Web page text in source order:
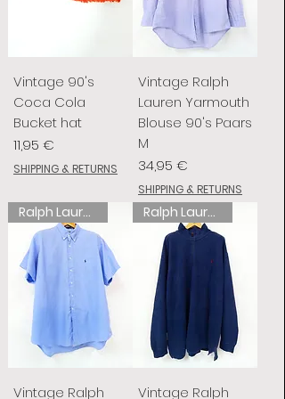
Vintage 90's
Coca Cola
Bucket hat
Prix
11,95 €
SHIPPING & RETURNS
Vintage Ralph
Lauren Yarmouth
Blouse 90's Paars
M
Prix
34,95 €
SHIPPING & RETURNS
Ralph Lauren
Vintage Ralph
Ralph Lauren
Vintage Ralph